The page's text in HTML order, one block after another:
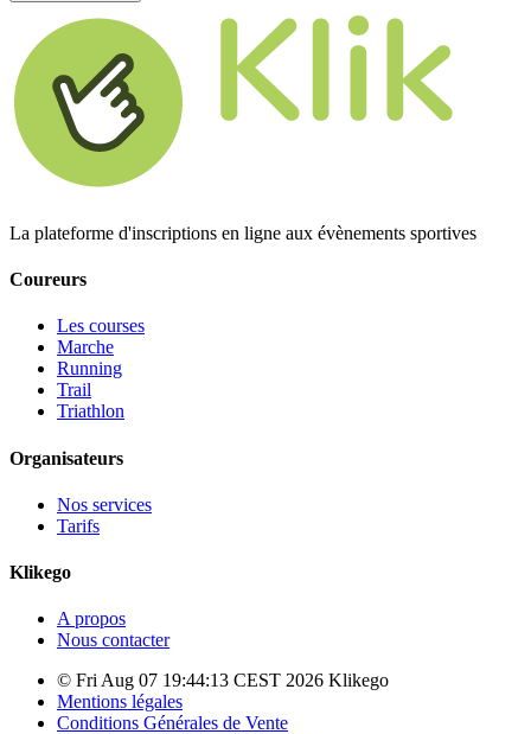
La plateforme d'inscriptions en ligne aux évènements sportives
Coureurs
Les courses
Marche
Running
Trail
Triathlon
Organisateurs
Nos services
Tarifs
Klikego
A propos
Nous contacter
© Fri Aug 07 19:44:13 CEST 2026 Klikego
Mentions légales
Conditions Générales de Vente